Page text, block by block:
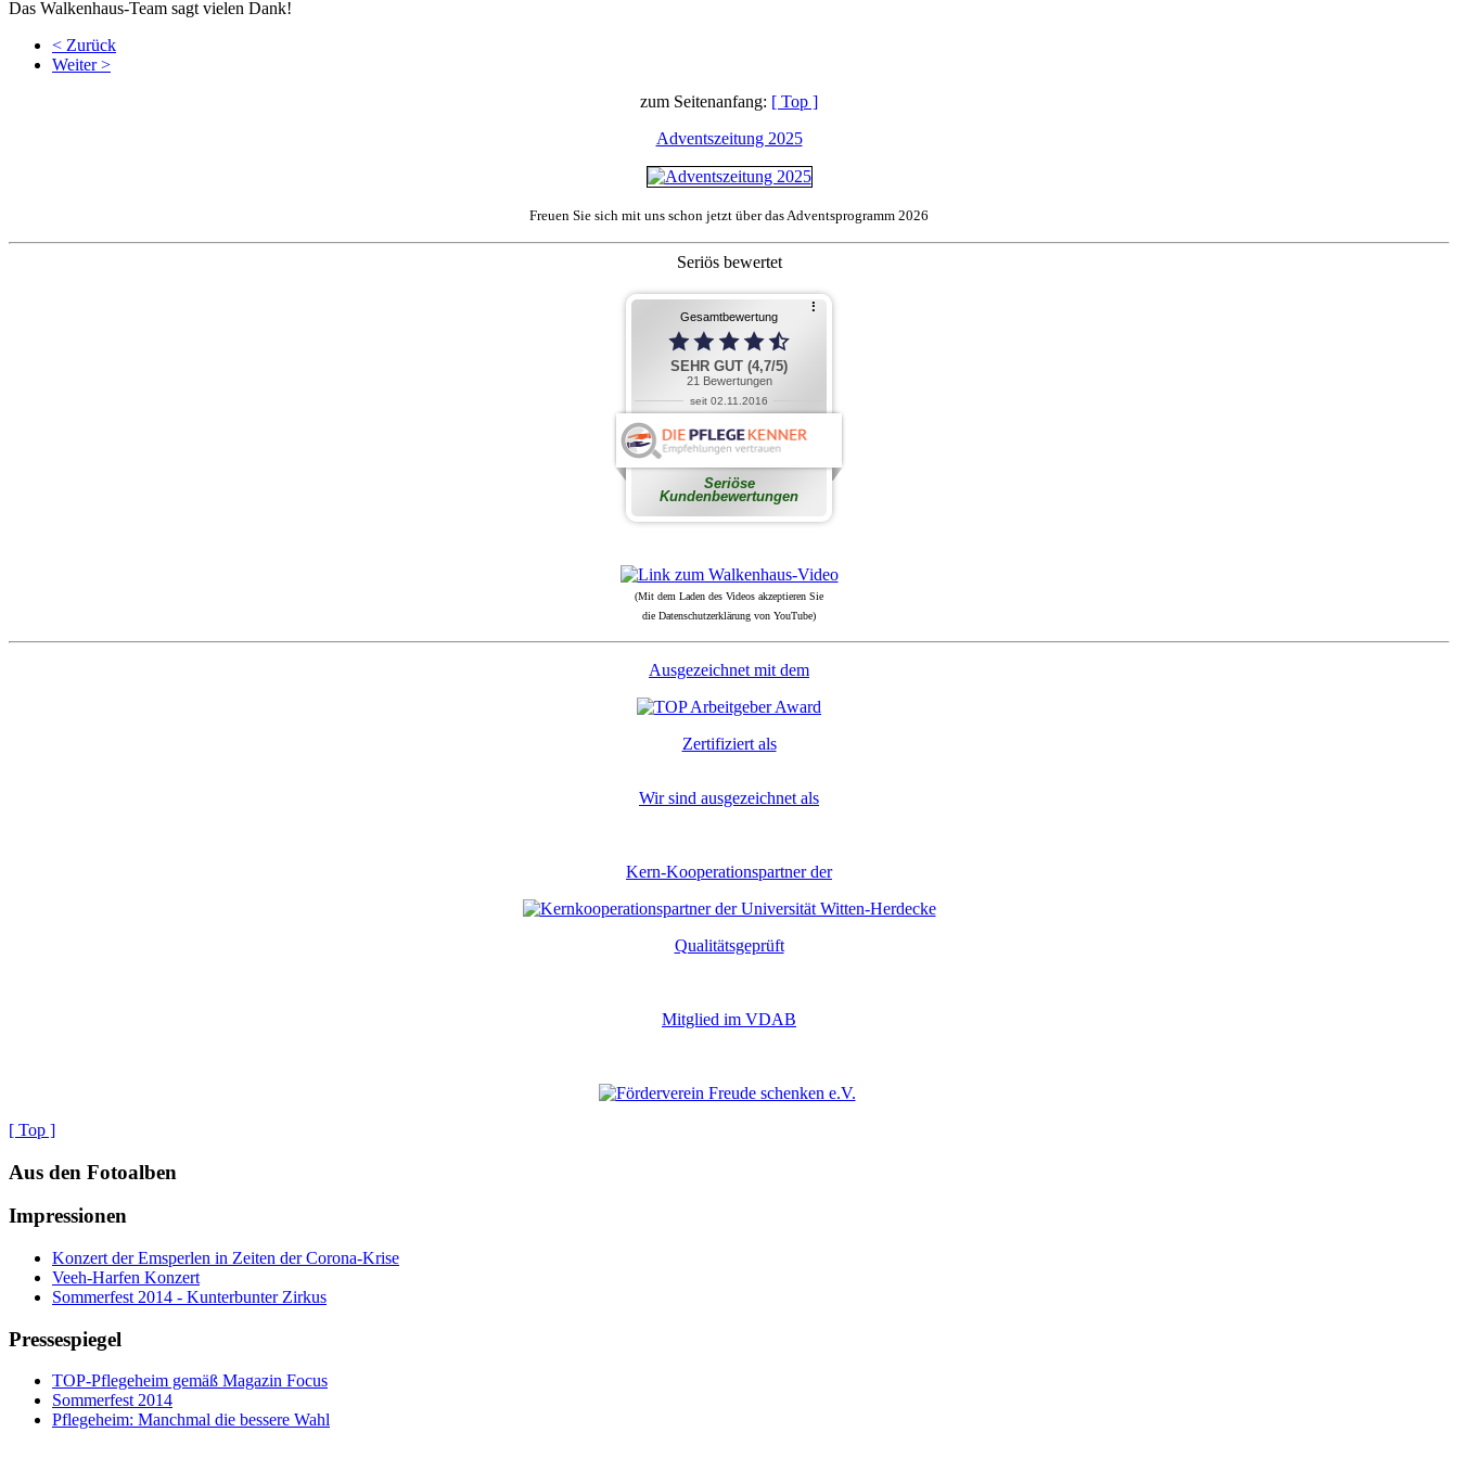
Das Walkenhaus-Team sagt vielen Dank!
< Zurück
Weiter >
zum Seitenanfang: [ Top ]
Adventszeitung 2025
Freuen Sie sich mit uns schon jetzt über das Adventsprogramm 2026
Seriös bewertet
(Mit dem Laden des Videos akzeptieren Sie
die Datenschutzerklärung von YouTube)
Ausgezeichnet mit dem
Zertifiziert als
Wir sind ausgezeichnet als
Kern-Kooperationspartner der
Qualitätsgeprüft
Mitglied im VDAB
[ Top ]
Aus den Fotoalben
Impressionen
Konzert der Emsperlen in Zeiten der Corona-Krise
Veeh-Harfen Konzert
Sommerfest 2014 - Kunterbunter Zirkus
Pressespiegel
TOP-Pflegeheim gemäß Magazin Focus
Sommerfest 2014
Pflegeheim: Manchmal die bessere Wahl